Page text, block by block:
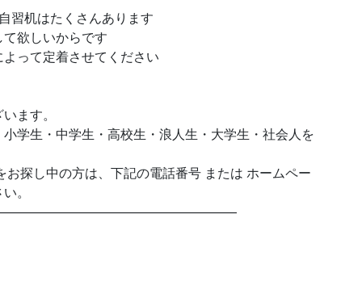
習机はたくさんあります
欲しいからです
って定着させてください
ます。
学生・中学生・高校生・浪人生・大学生・社会人を
探し中の方は、下記の電話番号 または ホームペー
。